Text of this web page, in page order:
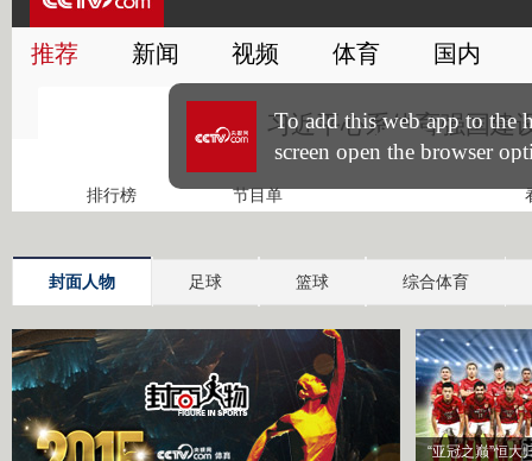
封面人物 足球 篮球 综合体育
“亚冠之巅”恒大